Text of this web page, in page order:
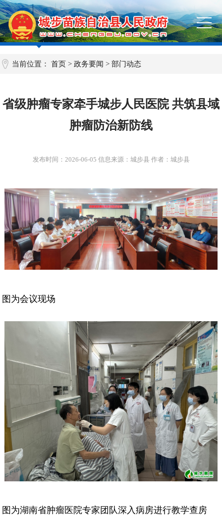
当前位置：首页 >政务要闻 >部门动态
省级肿瘤专家牵手城步人民医院 共筑县域
肿瘤防治新防线
发布时间： 2026-06-05 信息来源：城步县 作者：城步县
图为会议现场
图为湖南省肿瘤医院专家团队深入病房进行教学查房